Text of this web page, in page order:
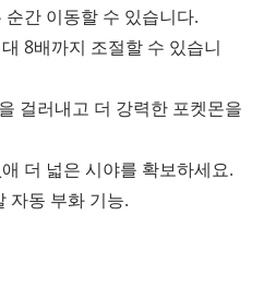
간 이동할 수 있습니다.
8배까지 조절할 수 있습니
걸러내고 더 강력한 포켓몬을
더 넓은 시야를 확보하세요.
자동 부화 기능.